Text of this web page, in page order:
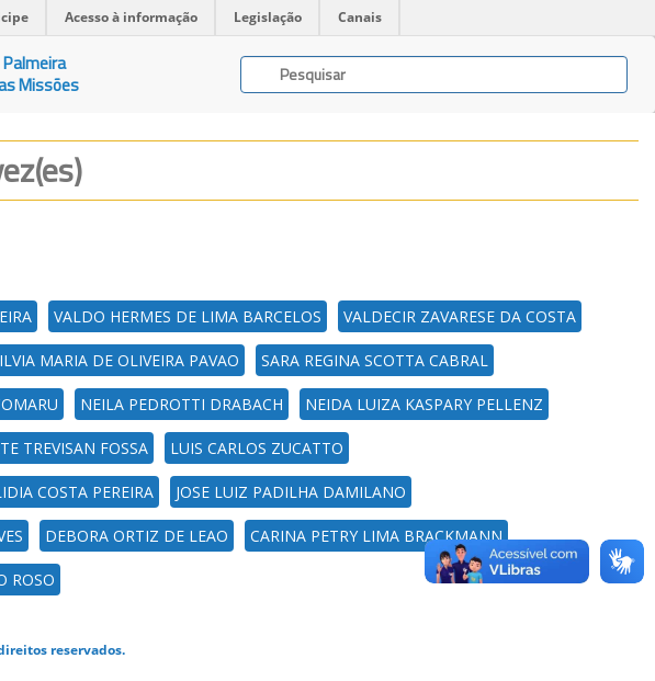
Acesso à informação Legislação Canais
Palmeira
Missões
VALDO HERMES DE LIMA BARCELOS VALDECIR ZAVARESE DA COSTA
MARIA DE OLIVEIRA PAVAO SARA REGINA SCOTTA CABRAL
NEILA PEDROTTI DRABACH NEIDA LUIZA KASPARY PELLENZ
TREVISAN FOSSA LUIS CARLOS ZUCATTO
COSTA PEREIRA JOSE LUIZ PADILHA DAMILANO
DEBORA ORTIZ DE LEAO CARINA PETRY LIMA BRACKMANN
ROSO
reservados.